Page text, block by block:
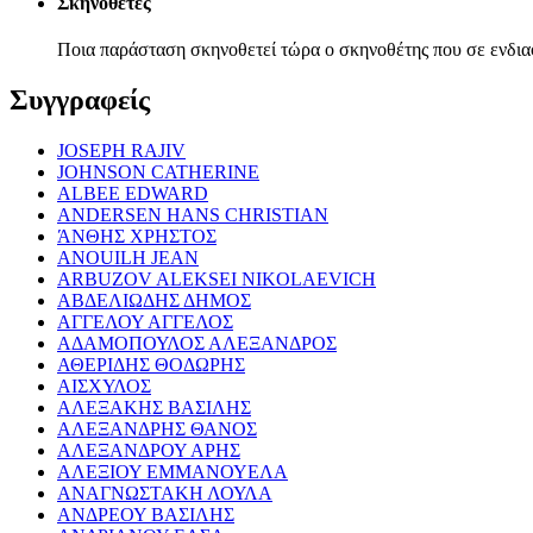
Ποια παράσταση σκηνοθετεί τώρα ο σκηνοθέτης που σε
Συγγραφείς
JOSEPH RAJIV
JOHNSON CATHERINE
ALBEE EDWARD
ANDERSEN HANS CHRISTIAN
ΆΝΘΗΣ ΧΡΗΣΤΟΣ
ANOUILH JEAN
ARBUZOV ALEKSEI NIKOLAEVICH
ΑΒΔΕΛΙΩΔΗΣ ΔΗΜΟΣ
ΑΓΓΕΛΟΥ ΑΓΓΕΛΟΣ
ΑΔΑΜΟΠΟΥΛΟΣ ΑΛΕΞΑΝΔΡΟΣ
ΑΘΕΡΙΔΗΣ ΘΟΔΩΡΗΣ
ΑΙΣΧΥΛΟΣ
ΑΛΕΞΑΚΗΣ ΒΑΣΙΛΗΣ
ΑΛΕΞΑΝΔΡΗΣ ΘΑΝΟΣ
ΑΛΕΞΑΝΔΡΟΥ ΑΡΗΣ
ΑΛΕΞΙΟΥ ΕΜΜΑΝΟΥΕΛΑ
ΑΝΑΓΝΩΣΤΑΚΗ ΛΟΥΛΑ
ΑΝΔΡΕΟΥ ΒΑΣΙΛΗΣ